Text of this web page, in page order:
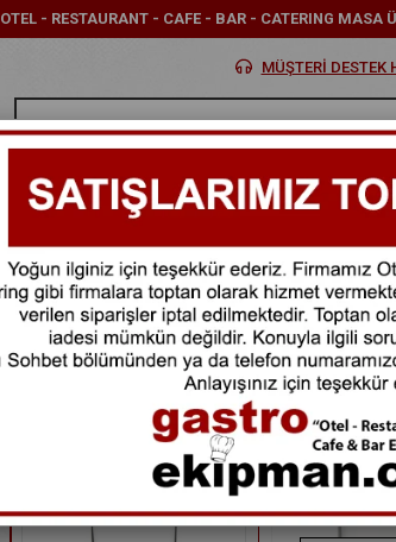
OTEL - RESTAURANT - CAFE - BAR - CATERING MASA
MÜŞTERİ
MARKALAR KATEGORİLER
Fiyata Göre (Artan) Fiyata Göre (Azalan)